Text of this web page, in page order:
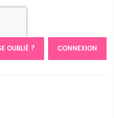
CONNEXION
OUBLIÉ ?